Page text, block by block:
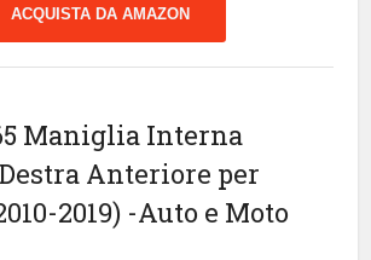
ACQUISTA DA AMAZON
Maniglia Interna
Anteriore per
2019) -Auto e Moto